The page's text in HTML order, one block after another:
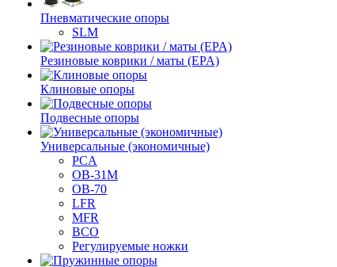
Пневматические опоры
SLM
Резиновые коврики / маты (EPA)
Клиновые опоры
Подвесные опоры
Универсальные (экономичные)
PCA
ОВ-31М
OB-70
LFR
MFR
ВСО
Регулируемые ножки